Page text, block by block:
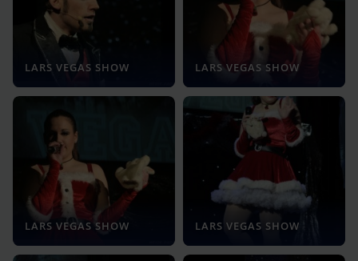
LARS VEGAS SHOW LARS VEGAS SHOW
LARS VEGAS SHOW LARS VEGAS SHOW